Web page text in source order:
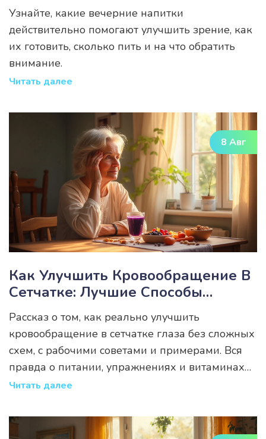
Узнайте, какие вечерние напитки
действительно помогают улучшить зрение, как
их готовить, сколько пить и на что обратить
внимание.
Читать далее
8 Авг
Как Улучшить Кровообращение В
Сетчатке: Лучшие Способы
Укрепить Здоровье Глаз
Рассказ о том, как реально улучшить
кровообращение в сетчатке глаза без сложных
схем, с рабочими советами и примерами. Вся
правда о питании, упражнениях и витаминах
для поддержки глаз.
Читать далее